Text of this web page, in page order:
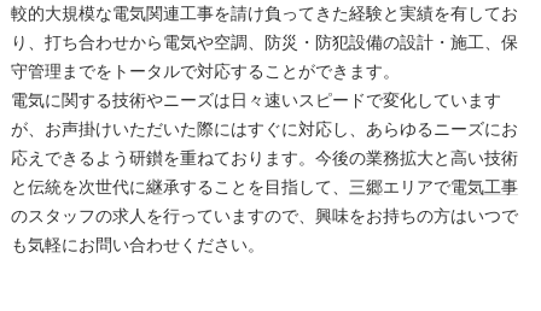
較的大規模な電気関連工事を請け負ってきた経験と実績を有してお
り、打ち合わせから電気や空調、防災・防犯設備の設計・施工、保
守管理までをトータルで対応することができます。
電気に関する技術やニーズは日々速いスピードで変化しています
が、お声掛けいただいた際にはすぐに対応し、あらゆるニーズにお
応えできるよう研鑚を重ねております。今後の業務拡大と高い技術
と伝統を次世代に継承することを目指して、 三郷エリアで電気工事
のスタッフの求人を行っていますので、興味をお持ちの方はいつで
も気軽にお問い合わせください。